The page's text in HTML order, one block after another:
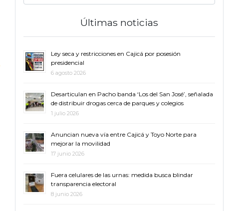
Últimas noticias
Ley seca y restricciones en Cajicá por posesión
presidencial
6 agosto 2026
Desarticulan en Pacho banda ‘Los del San José’, señalada
de distribuir drogas cerca de parques y colegios
1 julio 2026
Anuncian nueva vía entre Cajicá y Toyo Norte para
mejorar la movilidad
17 junio 2026
Fuera celulares de las urnas: medida busca blindar
transparencia electoral
8 junio 2026